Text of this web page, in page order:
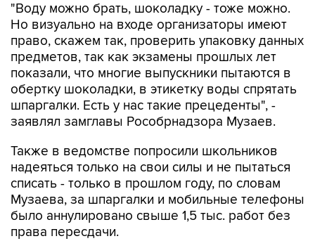
"Воду можно брать, шоколадку - тоже можно.
Но визуально на входе организаторы имеют
право, скажем так, проверить упаковку данных
предметов, так как экзамены прошлых лет
показали, что многие выпускники пытаются в
обертку шоколадки, в этикетку воды спрятать
шпаргалки. Есть у нас такие прецеденты", -
заявлял замглавы Рособрнадзора Музаев.
Также в ведомстве попросили школьников
надеяться только на свои силы и не пытаться
списать - только в прошлом году, по словам
Музаева, за шпаргалки и мобильные телефоны
было аннулировано свыше 1,5 тыс. работ без
права пересдачи.